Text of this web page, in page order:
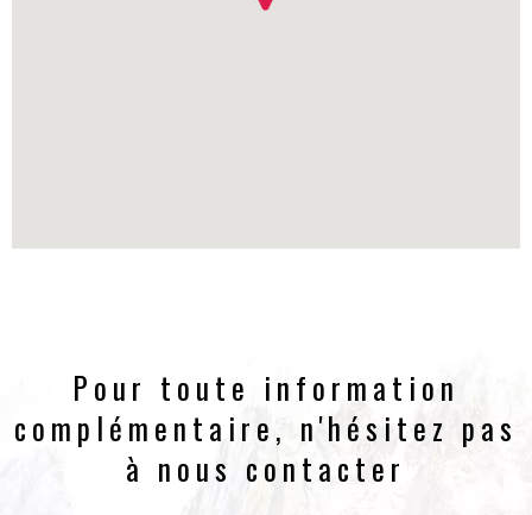
Pour toute information
complémentaire, n'hésitez pas
à nous contacter